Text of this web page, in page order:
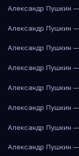
Александр Пушкин
Александр Пушкин
Александр Пушкин
Александр Пушкин
Александр Пушкин
Александр Пушкин
Александр Пушкин
Александр Пушкин